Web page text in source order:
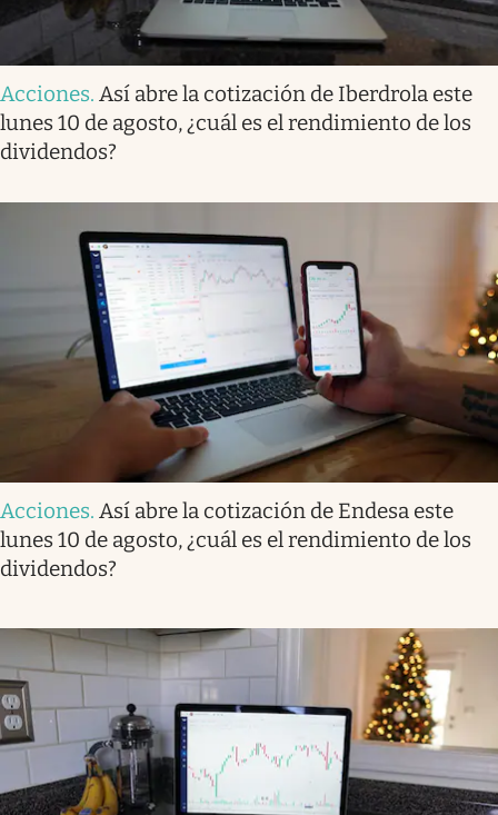
Acciones. Así abre la cotización de Iberdrola este
lunes 10 de agosto, ¿cuál es el rendimiento de los
dividendos?
Acciones. Así abre la cotización de Endesa este
lunes 10 de agosto, ¿cuál es el rendimiento de los
dividendos?